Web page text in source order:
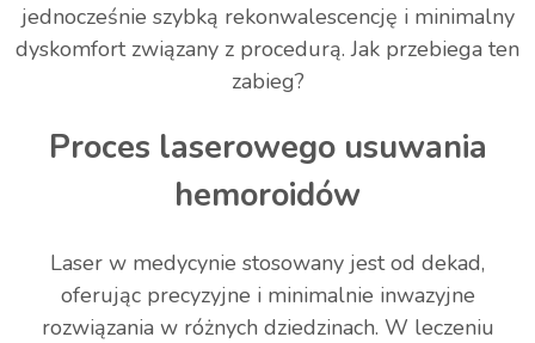
jednocześnie szybką rekonwalescencję i minimalny
dyskomfort związany z procedurą. Jak przebiega ten
zabieg?
Proces laserowego usuwania
hemoroidów
Laser w medycynie stosowany jest od dekad,
oferując precyzyjne i minimalnie inwazyjne
rozwiązania w różnych dziedzinach. W leczeniu